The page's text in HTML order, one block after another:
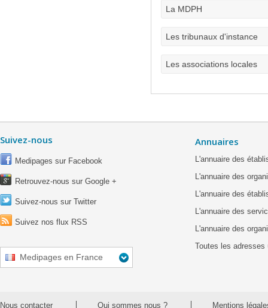
La MDPH
Les tribunaux d'instance
Les associations locales
Suivez-nous
Medipages sur Facebook
Retrouvez-nous sur Google +
Suivez-nous sur Twitter
Suivez nos flux RSS
Medipages en France
Annuaires
L'annuaire des
L'annuaire des
L'annuaire des
L'annuaire des
L'annuaire des
Toutes les adresses
Nous contacter Qui sommes nous ? Mentions